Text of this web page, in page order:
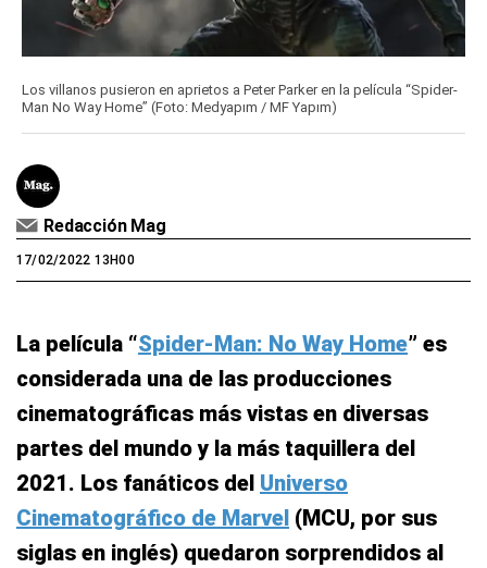
Los villanos pusieron en aprietos a Peter Parker en la película “Spider-
Man No Way Home” (Foto: Medyapım / MF Yapım)
Redacción Mag
17/02/2022 13H00
La película “Spider-Man: No Way Home” es
considerada una de las producciones
cinematográficas más vistas en diversas
partes del mundo y la más taquillera del
2021. Los fanáticos del Universo
Cinematográfico de Marvel (MCU, por sus
siglas en inglés) quedaron sorprendidos al